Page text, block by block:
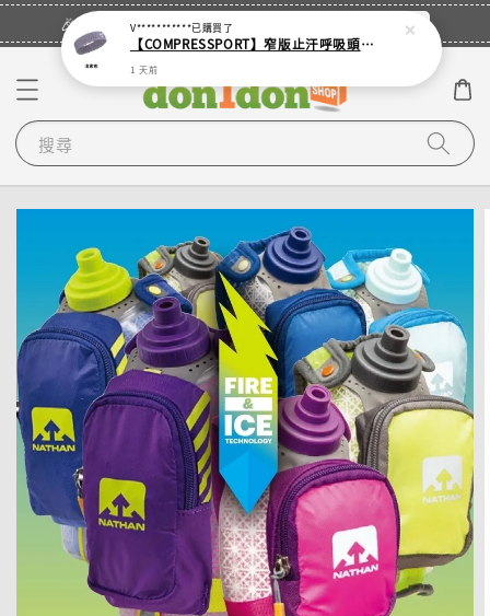
🎉登入會員・領取您的專屬折扣券！ 立即登入
搜尋
V***********已購買了
【COMPRESSPORT】窄版止汗呼吸頭帶2.0_【零碼】
1 天前